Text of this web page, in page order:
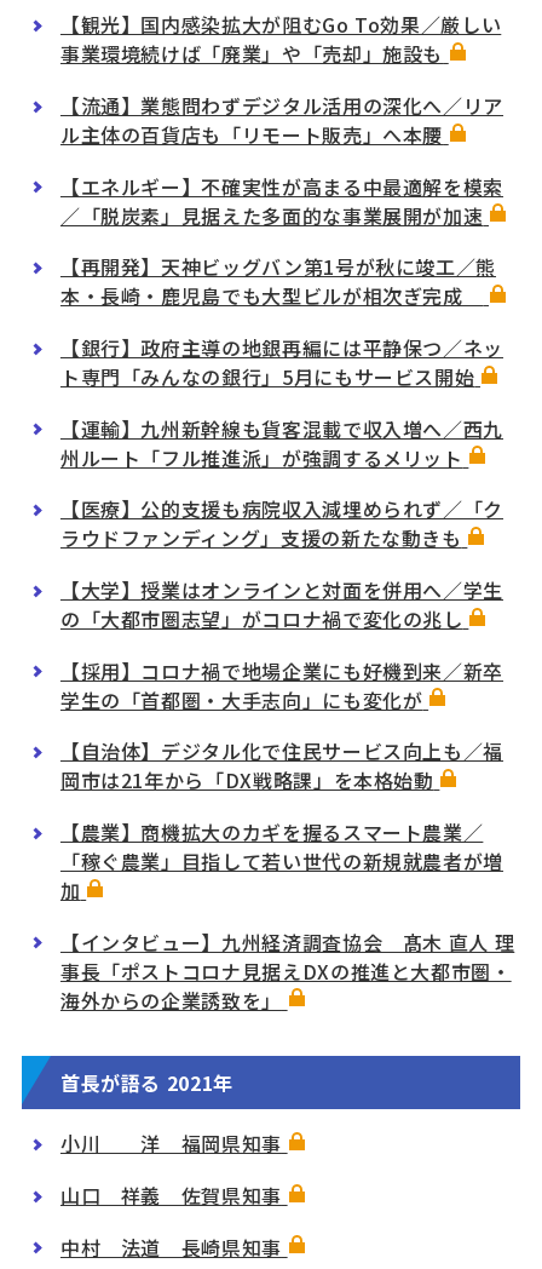
【観光】国内感染拡大が阻むGo To効果／厳しい
事業環境続けば「廃業」や「売却」施設も
【流通】業態問わずデジタル活用の深化へ／リア
ル主体の百貨店も「リモート販売」へ本腰
【エネルギー】不確実性が高まる中最適解を模索
／「脱炭素」見据えた多面的な事業展開が加速
【再開発】天神ビッグバン第1号が秋に竣工／熊
本・長崎・鹿児島でも大型ビルが相次ぎ完成
【銀行】政府主導の地銀再編には平静保つ／ネッ
ト専門「みんなの銀行」5月にもサービス開始
【運輸】九州新幹線も貨客混載で収入増へ／西九
州ルート「フル推進派」が強調するメリット
【医療】公的支援も病院収入減埋められず／「ク
ラウドファンディング」支援の新たな動きも
【大学】授業はオンラインと対面を併用へ／学生
の「大都市圏志望」がコロナ禍で変化の兆し
【採用】コロナ禍で地場企業にも好機到来／新卒
学生の「首都圏・大手志向」にも変化が
【自治体】デジタル化で住民サービス向上も／福
岡市は21年から「DX戦略課」を本格始動
【農業】商機拡大のカギを握るスマート農業／
「稼ぐ農業」目指して若い世代の新規就農者が増
加
【インタビュー】九州経済調査協会 髙木 直人 理
事長「ポストコロナ見据えDXの推進と大都市圏・
海外からの企業誘致を」
首長が語る 2021年
小川 洋 福岡県知事
山口 祥義 佐賀県知事
中村 法道 長崎県知事